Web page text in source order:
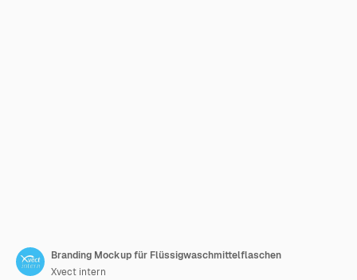
Branding Mockup für Flüssigwaschmittelflaschen
Xvect intern